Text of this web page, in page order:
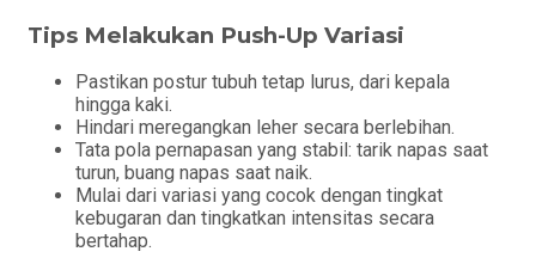
Tips Melakukan Push-Up Variasi
Pastikan postur tubuh tetap lurus, dari kepala
hingga kaki.
Hindari meregangkan leher secara berlebihan.
Tata pola pernapasan yang stabil: tarik napas saat
turun, buang napas saat naik.
Mulai dari variasi yang cocok dengan tingkat
kebugaran dan tingkatkan intensitas secara
bertahap.